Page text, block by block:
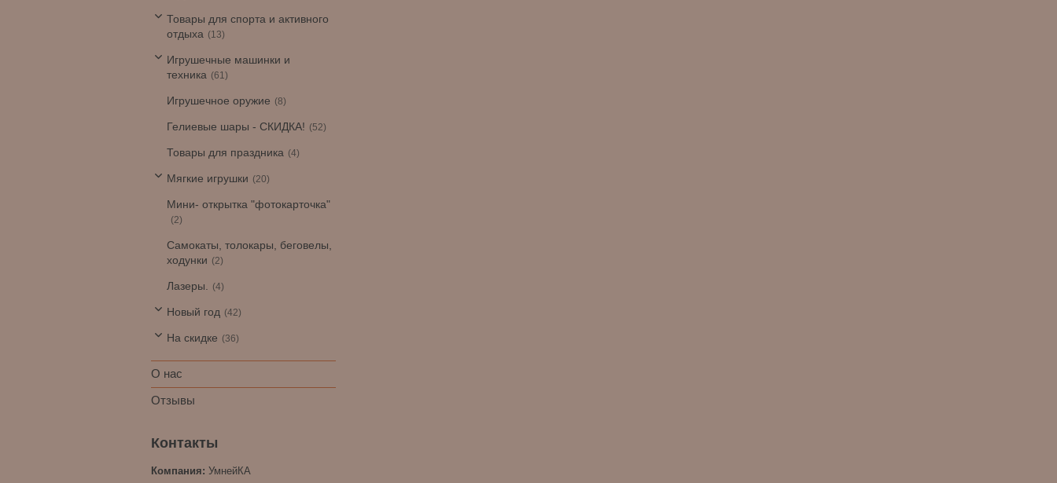
Товары для спорта и активного
отдыха
13
Игрушечные машинки и
техника
61
Игрушечное оружие 8
Гелиевые шары - СКИДКА! 52
Товары для праздника 4
Мягкие игрушки 20
Мини- открытка "фотокарточка"
2
Самокаты, толокары, беговелы,
ходунки
2
Лазеры. 4
Новый год 42
На скидке 36
О нас
Отзывы
УмнейКА